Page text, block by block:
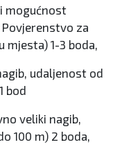
mogućnost
za
1-3 boda,
udaljenost od
bod
veliki nagib,
100 m) 2 boda,